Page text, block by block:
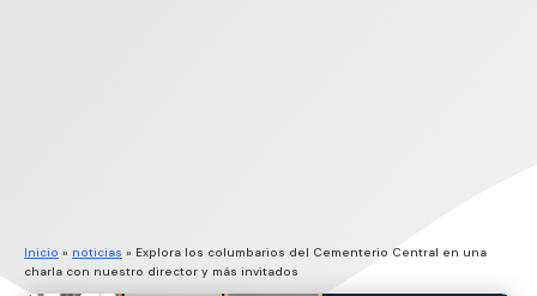
Inicio » noticias » Explora los columbarios del Cementerio Central en una
charla con nuestro director y más invitados